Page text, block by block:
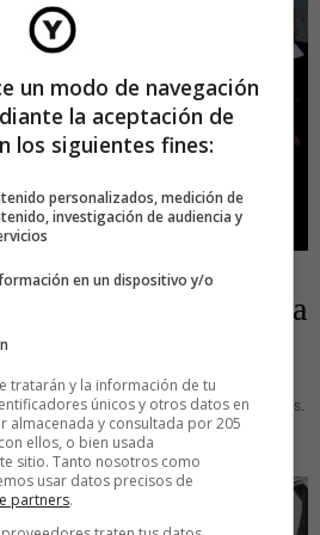
serie que se estrena
en la exclusiva Academia Easton de
asesinan a su novio en sus instalaciones.
primera serie
un modo de navegación
la aceptación de
los siguientes fines:
personalizados, medición de
investigación de audiencia y
en un dispositivo y/o
tratarán y la información de tu
únicos y otros datos en
almacenada y consultada por 205
ellos, o bien usada
sitio. Tanto nosotros como
usar datos precisos de
partners.